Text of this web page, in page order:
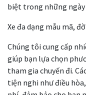
biệt trong những
Xe đa dạng mẫu mã,
Chúng tôi cung cấp
giúp bạn lựa chọn
tham gia chuyến đi.
tiện nghi như điều